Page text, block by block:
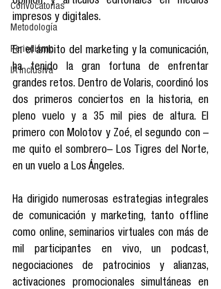
Convocatorias
Metodología
Periodismo
IA Inclusiva
impresos y digitales.
En el ámbito del marketing y la comunicación,
ha tenido la gran fortuna de enfrentar
grandes retos. Dentro de Volaris, coordinó los
dos primeros conciertos en la historia, en
pleno vuelo y a 35 mil pies de altura. El
primero con Molotov y Zoé, el segundo con –
me quito el sombrero– Los Tigres del Norte,
en un vuelo a Los Ángeles.
Ha dirigido numerosas estrategias integrales
de comunicación y marketing, tanto offline
como online, seminarios virtuales con más de
mil participantes en vivo, un podcast,
negociaciones de patrocinios y alianzas,
activaciones promocionales simultáneas en